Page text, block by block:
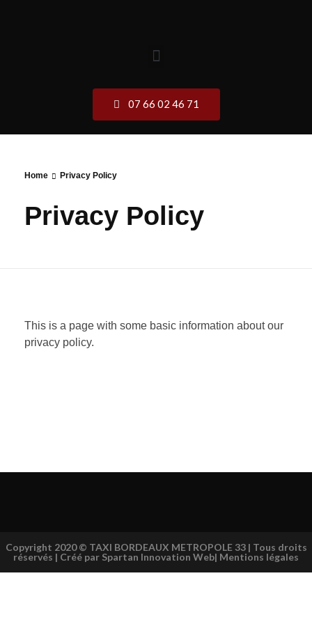
07 66 02 46 71
Home Privacy Policy
Privacy Policy
This is a page with some basic information about our
privacy policy.
Copyright 2020 © TAXI BORDEAUX METROPOLE 33 | Tous droits
réservés | Créé par Spartan Innovation Web| Mentions légales